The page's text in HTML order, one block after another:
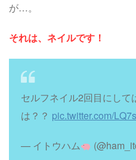
が…。
それは、ネイルです！
セルフネイル2回目にし
は？？ pic.twitter.com/
— イトウハム